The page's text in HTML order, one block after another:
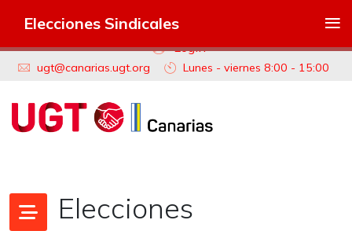
Login
ugt@canarias.ugt.org Lunes - viernes 8:00 - 15:00
Elecciones
Elecciones Sindicales ≡